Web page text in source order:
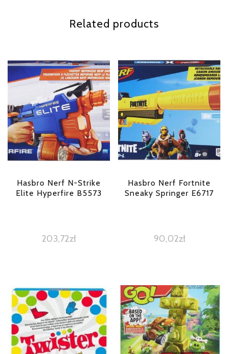
Related products
Hasbro Nerf N-Strike
Elite Hyperfire B5573
203,72zł
Hasbro Nerf Fortnite
Sneaky Springer E6717
90,02zł